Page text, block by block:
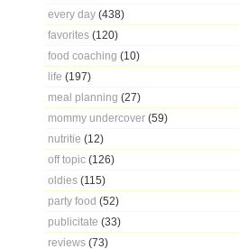
every day (438)
favorites (120)
food coaching (10)
life (197)
meal planning (27)
mommy undercover (59)
nutritie (12)
off topic (126)
oldies (115)
party food (52)
publicitate (33)
reviews (73)